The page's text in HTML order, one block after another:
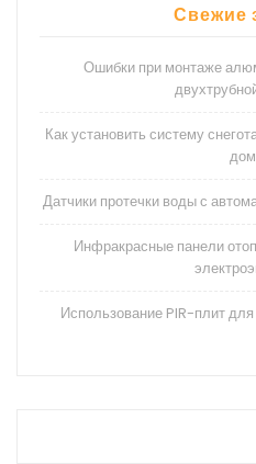
Свежие
Ошибки при монтаже
Как установить систему
Датчики протечки воды с
Инфракрасные панели
Использование PIR-плит